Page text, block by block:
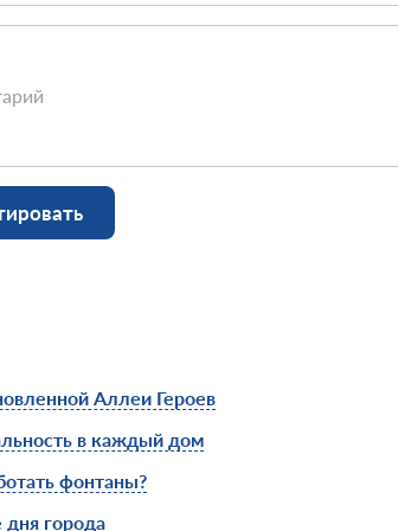
Аллеи Героев
в каждый дом
фонтаны?
дня города